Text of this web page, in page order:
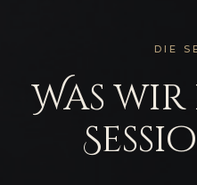
DIE
Was